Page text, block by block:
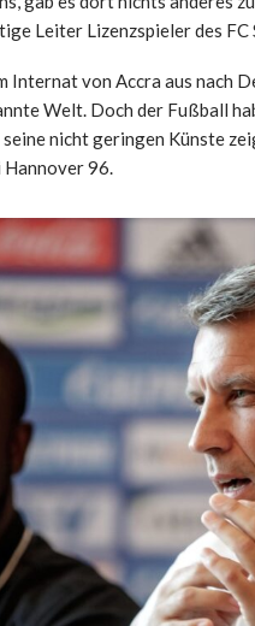
Leiter Lizenzspieler des FC
Internat von Accra aus nach
Welt. Doch der Fußball
nicht geringen Künste
Hannover 96.